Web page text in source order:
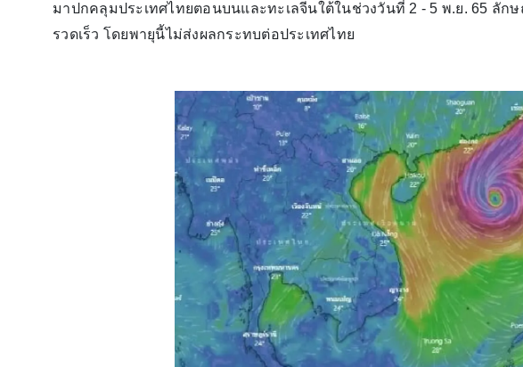
มาปกคลุมประเทศไทยตอนบนและทะเลจีนใต้ในช่วงวันที่ 2 - 5 พ.ย. 65 ลัก
รวดเร็ว โดยพายุนี้ไม่ส่งผลกระทบต่อประเทศไทย